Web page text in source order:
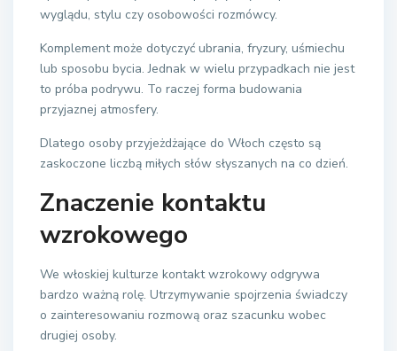
wyglądu, stylu czy osobowości rozmówcy.
Komplement może dotyczyć ubrania, fryzury, uśmiechu
lub sposobu bycia. Jednak w wielu przypadkach nie jest
to próba podrywu. To raczej forma budowania
przyjaznej atmosfery.
Dlatego osoby przyjeżdżające do Włoch często są
zaskoczone liczbą miłych słów słyszanych na co dzień.
Znaczenie kontaktu
wzrokowego
We włoskiej kulturze kontakt wzrokowy odgrywa
bardzo ważną rolę. Utrzymywanie spojrzenia świadczy
o zainteresowaniu rozmową oraz szacunku wobec
drugiej osoby.